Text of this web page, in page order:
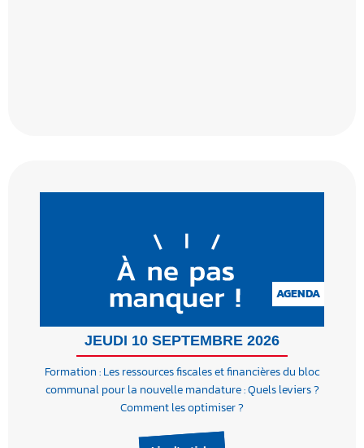
AGENDA
JEUDI 10 SEPTEMBRE 2026
Formation : Les ressources fiscales et financières du bloc
communal pour la nouvelle mandature : Quels leviers ?
Comment les optimiser ?